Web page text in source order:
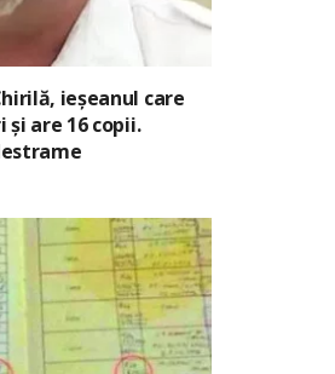
ieșeanul care
are 16 copii.